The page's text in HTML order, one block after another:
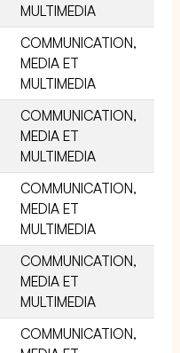
MULTIMEDIA
COMMUNICATION,
MEDIA ET
MULTIMEDIA
COMMUNICATION,
MEDIA ET
MULTIMEDIA
COMMUNICATION,
MEDIA ET
MULTIMEDIA
COMMUNICATION,
MEDIA ET
MULTIMEDIA
COMMUNICATION,